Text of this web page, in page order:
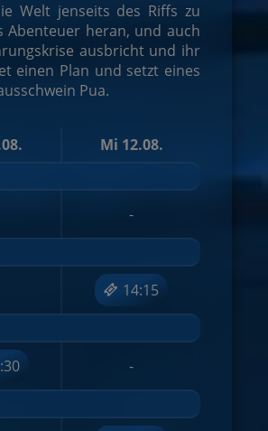
Welt jenseits des Riffs zu
heran, und auch
ausbricht und ihr
einen Plan und setzt eines
Pua.
Mi 12.08.
-
14:15
-